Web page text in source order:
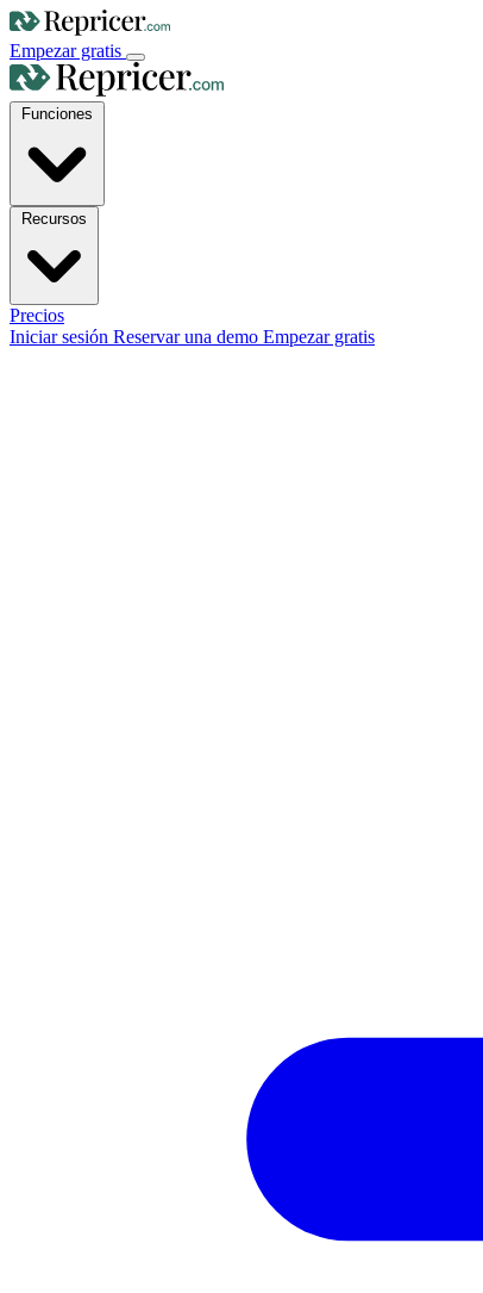
Empezar gratis
Precios
Iniciar sesión Reservar una demo Empezar gratis